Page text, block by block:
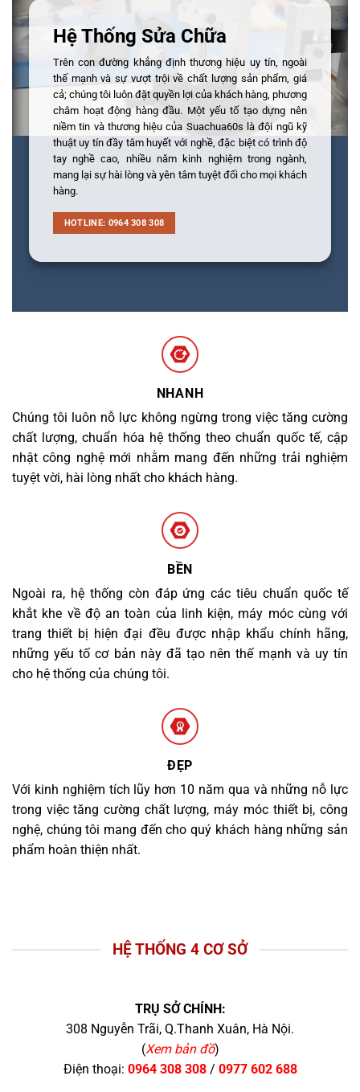
Hệ Thống Sửa Chữa
Trên con đường khẳng định thương hiệu uy tín, ngoài
thế mạnh và sự vượt trội về chất lượng sản phẩm, giá
cả; chúng tôi luôn đặt quyền lợi của khách hàng, phương
châm hoạt động hàng đầu. Một yếu tố tạo dựng nên
niềm tin và thương hiệu của Suachua60s là đội ngũ kỹ
thuật uy tín đầy tâm huyết với nghề, đặc biệt có trình độ
tay nghề cao, nhiều năm kinh nghiệm trong ngành,
mang lại sự hài lòng và yên tâm tuyệt đối cho mọi khách
hàng.
HOTLINE: 0964 308 308
NHANH
Chúng tôi luôn nỗ lực không ngừng trong việc tăng cường
chất lượng, chuẩn hóa hệ thống theo chuẩn quốc tế, cập
nhật công nghệ mới nhằm mang đến những trải nghiệm
tuyệt vời, hài lòng nhất cho khách hàng.
BỀN
Ngoài ra, hệ thống còn đáp ứng các tiêu chuẩn quốc tế
khắt khe về độ an toàn của linh kiện, máy móc cùng với
trang thiết bị hiện đại đều được nhập khẩu chính hãng,
những yếu tố cơ bản này đã tạo nên thế mạnh và uy tín
cho hệ thống của chúng tôi.
ĐẸP
Với kinh nghiệm tích lũy hơn 10 năm qua và những nỗ lực
trong việc tăng cường chất lượng, máy móc thiết bị, công
nghệ, chúng tôi mang đến cho quý khách hàng những sản
phẩm hoàn thiện nhất.
HỆ THỐNG 4 CƠ SỞ
TRỤ SỞ CHÍNH:
308 Nguyễn Trãi, Q.Thanh Xuân, Hà Nội.
(Xem bản đồ)
Điện thoại: 0964 308 308/ 0977 602 688